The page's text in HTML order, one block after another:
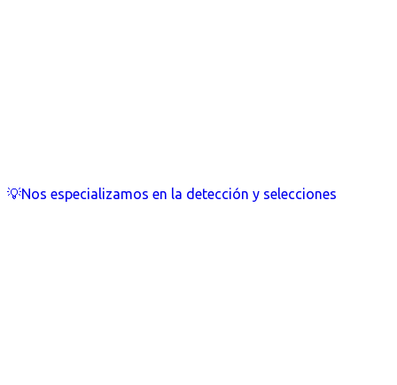
💡Nos especializamos en la detección y selecciones